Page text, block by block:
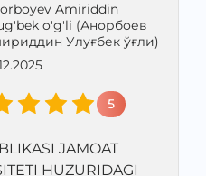
Amiriddin
o'g'li (Анорбоев
Улуғбек ўғли)
5
JAMOAT
HUZURIDAGI